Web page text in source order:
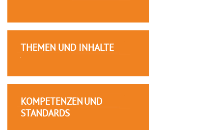
THEMEN UND INHALTE
KOMPETENZEN UND
STANDARDS